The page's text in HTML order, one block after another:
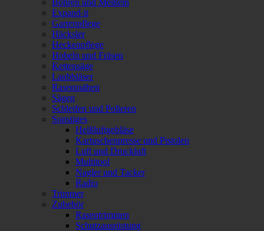
Bohren und Meißeln
Expand-it
Gartenpflege
Häcksler
Heckenpflege
Hobeln und Fräsen
Kettensäge
Laubbläser
Rasenmähen
Sägen
Schleifen und Polieren
Sonstiges
Heißluftgebläse
Kartuschenpresse und Pistolen
Luft und Druckluft
Multitool
Nagler und Tacker
Radio
Trimmer
Zubehör
Rasentrimmen
Schutzausrüstung